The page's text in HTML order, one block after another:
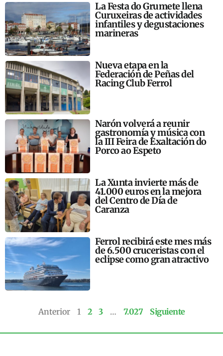
La Festa do Grumete llena
Curuxeiras de actividades
infantiles y degustaciones
marineras
Nueva etapa en la
Federación de Peñas del
Racing Club Ferrol
Narón volverá a reunir
gastronomía y música con
la III Feira de Exaltación do
Porco ao Espeto
La Xunta invierte más de
41.000 euros en la mejora
del Centro de Día de
Caranza
Ferrol recibirá este mes más
de 6.500 cruceristas con el
eclipse como gran atractivo
Anterior 1 2 3 … 7.027 Siguiente